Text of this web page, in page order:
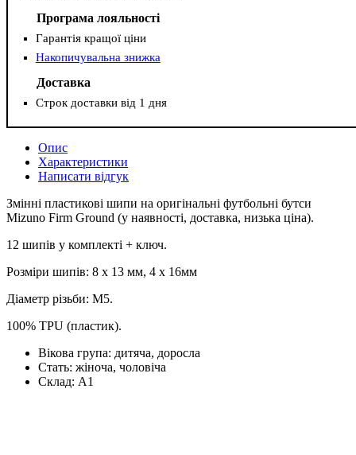
Програма лояльності
Гарантія кращої ціни
Накопичувальна знижка
Доставка
Строк доставки від 1 дня
Опис
Характеристики
Написати відгук
Змінні пластикові шипи на оригінальні футбольні бутси
Mizuno Firm Ground (у наявності, доставка, низька ціна).
12 шипів у комплекті + ключ.
Розміри шипів: 8 x 13 мм, 4 х 16мм
Діаметр різьби: М5.
100% TPU (пластик).
Вікова група: дитяча, доросла
Стать: жіноча, чоловіча
Склад: А1